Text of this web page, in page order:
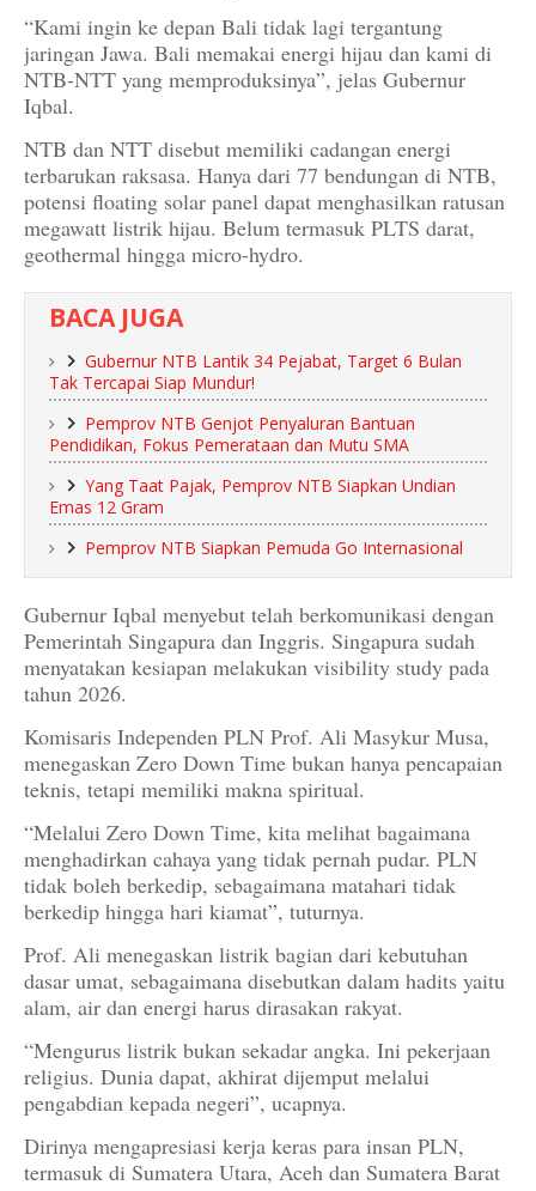
“Kami ingin ke depan Bali tidak lagi tergantung
jaringan Jawa. Bali memakai energi hijau dan kami di
NTB-NTT yang memproduksinya”, jelas Gubernur
Iqbal.
NTB dan NTT disebut memiliki cadangan energi
terbarukan raksasa. Hanya dari 77 bendungan di NTB,
potensi floating solar panel dapat menghasilkan ratusan
megawatt listrik hijau. Belum termasuk PLTS darat,
geothermal hingga micro-hydro.
BACA JUGA
Gubernur NTB Lantik 34 Pejabat, Target 6 Bulan
Tak Tercapai Siap Mundur!
Pemprov NTB Genjot Penyaluran Bantuan
Pendidikan, Fokus Pemerataan dan Mutu SMA
Yang Taat Pajak, Pemprov NTB Siapkan Undian
Emas 12 Gram
Pemprov NTB Siapkan Pemuda Go Internasional
Gubernur Iqbal menyebut telah berkomunikasi dengan
Pemerintah Singapura dan Inggris. Singapura sudah
menyatakan kesiapan melakukan visibility study pada
tahun 2026.
Komisaris Independen PLN Prof. Ali Masykur Musa,
menegaskan Zero Down Time bukan hanya pencapaian
teknis, tetapi memiliki makna spiritual.
“Melalui Zero Down Time, kita melihat bagaimana
menghadirkan cahaya yang tidak pernah pudar. PLN
tidak boleh berkedip, sebagaimana matahari tidak
berkedip hingga hari kiamat”, tuturnya.
Prof. Ali menegaskan listrik bagian dari kebutuhan
dasar umat, sebagaimana disebutkan dalam hadits yaitu
alam, air dan energi harus dirasakan rakyat.
“Mengurus listrik bukan sekadar angka. Ini pekerjaan
religius. Dunia dapat, akhirat dijemput melalui
pengabdian kepada negeri”, ucapnya.
Dirinya mengapresiasi kerja keras para insan PLN,
termasuk di Sumatera Utara, Aceh dan Sumatera Barat